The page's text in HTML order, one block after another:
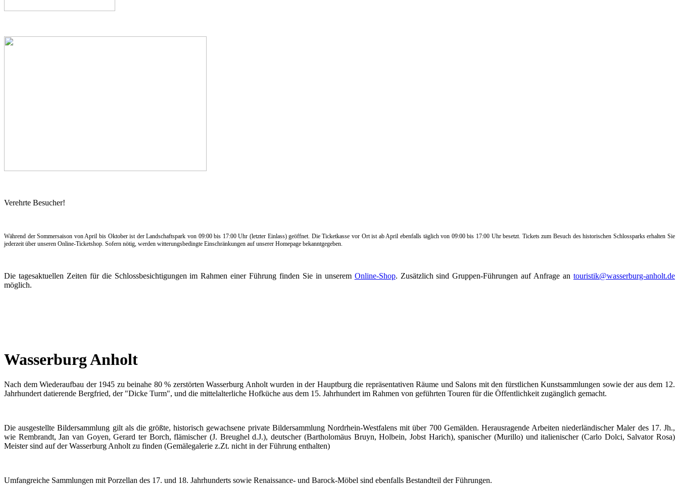
Verehrte Besucher!
Während der Sommersaison von April bis Oktober ist der Landschaftspark von 09:00 bis 17:00 Uhr (letzter Einlass) geöffnet. Die Ticketkasse vor Ort ist ab April ebenfalls täglich von 09:00 bis 17:00 Uhr besetzt. Tickets zum Besuch des historischen Schlossparks erhalten Sie
jederzeit über unseren Online-Ticketshop. Sofern nötig, werden witterungsbedingte Einschränkungen auf unserer Homepage bekanntgegeben.
Die tagesaktuellen Zeiten für die Schlossbesichtigungen im Rahmen einer Führung finden Sie in unserem Online-Shop. Zusätzlich sind Gruppen-Führungen auf Anfrage antouristik@wasserburg-anholt.de
möglich.
Wasserburg Anholt
Nach dem Wiederaufbau der 1945 zu beinahe 80 % zerstörten Wasserburg Anholt wurden in der Hauptburg die repräsentativen Räume und Salons mit den fürstlichen Kunstsammlungen sowie der aus dem 12.
Jahrhundert datierende Bergfried, der "Dicke Turm", und die mittelalterliche Hofküche aus dem 15. Jahrhundert im Rahmen von geführten Touren für die Öffentlichkeit zugänglich gemacht.
Die ausgestellte Bildersammlung gilt als die größte, historisch gewachsene private Bildersammlung Nordrhein-Westfalens mit über 700 Gemälden. Herausragende Arbeiten niederländischer Maler des 17. Jh.,
wie Rembrandt, Jan van Goyen, Gerard ter Borch, flämischer (J. Breughel d.J.), deutscher (Bartholomäus Bruyn, Holbein, Jobst Harich), spanischer (Murillo) und italienischer (Carlo Dolci, Salvator Rosa)
Meister sind auf der Wasserburg Anholt zu finden (Gemälegalerie z.Zt. nicht in der Führung enthalten)
Umfangreiche Sammlungen mit Porzellan des 17. und 18. Jahrhunderts sowie Renaissance- und Barock-Möbel sind ebenfalls Bestandteil der Führungen.